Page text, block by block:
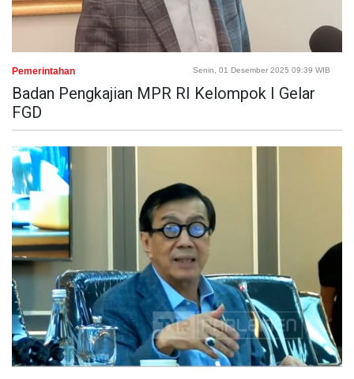
Pemerintahan Senin, 01 Desember 2025 09:39 WIB
Badan Pengkajian MPR RI Kelompok I Gelar
FGD